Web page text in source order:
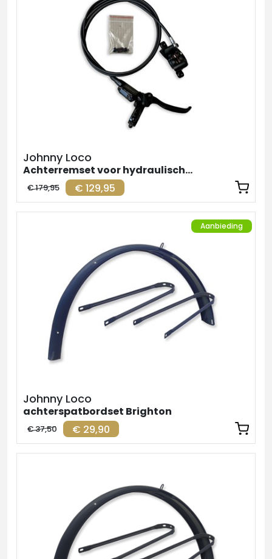
Johnny Loco
Achterremset voor hydraulische remmen
€ 129,95
€ 179,95
Aanbieding
Johnny Loco
achterspatbordset Brighton
€ 29,90
€ 37,50